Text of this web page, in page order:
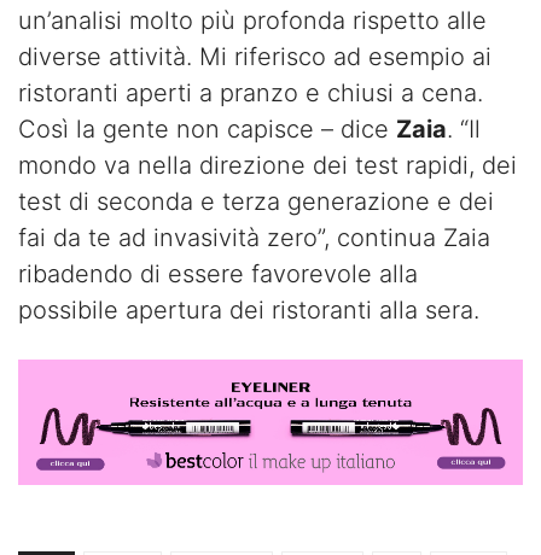
un’analisi molto più profonda rispetto alle
diverse attività. Mi riferisco ad esempio ai
ristoranti aperti a pranzo e chiusi a cena.
Così la gente non capisce – dice Zaia. “Il
mondo va nella direzione dei test rapidi, dei
test di seconda e terza generazione e dei
fai da te ad invasività zero”, continua Zaia
ribadendo di essere favorevole alla
possibile apertura dei ristoranti alla sera.